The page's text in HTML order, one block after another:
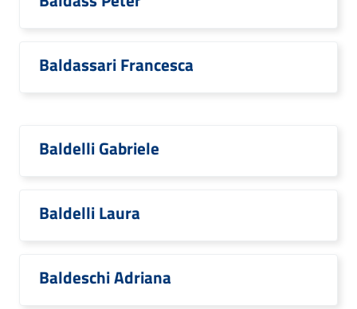
Baldassari Francesca
Baldelli Gabriele
Baldelli Laura
Baldeschi Adriana